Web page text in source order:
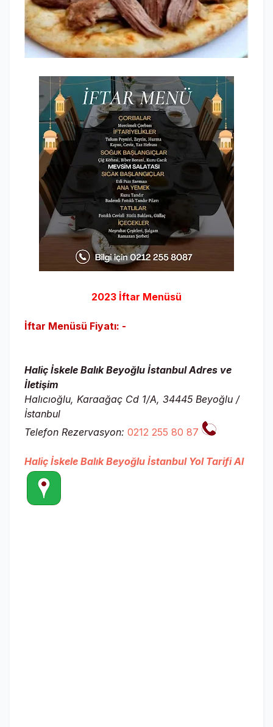
2023 İftar Menüsü
İftar Menüsü Fiyatı: -
Haliç İskele Balık Beyoğlu İstanbul Adres ve
İletişim
Halıcıoğlu, Karaağaç Cd 1/A, 34445 Beyoğlu /
İstanbul
Telefon Rezervasyon: 0212 255 80 87
Haliç İskele Balık Beyoğlu İstanbul Yol Tarifi Al